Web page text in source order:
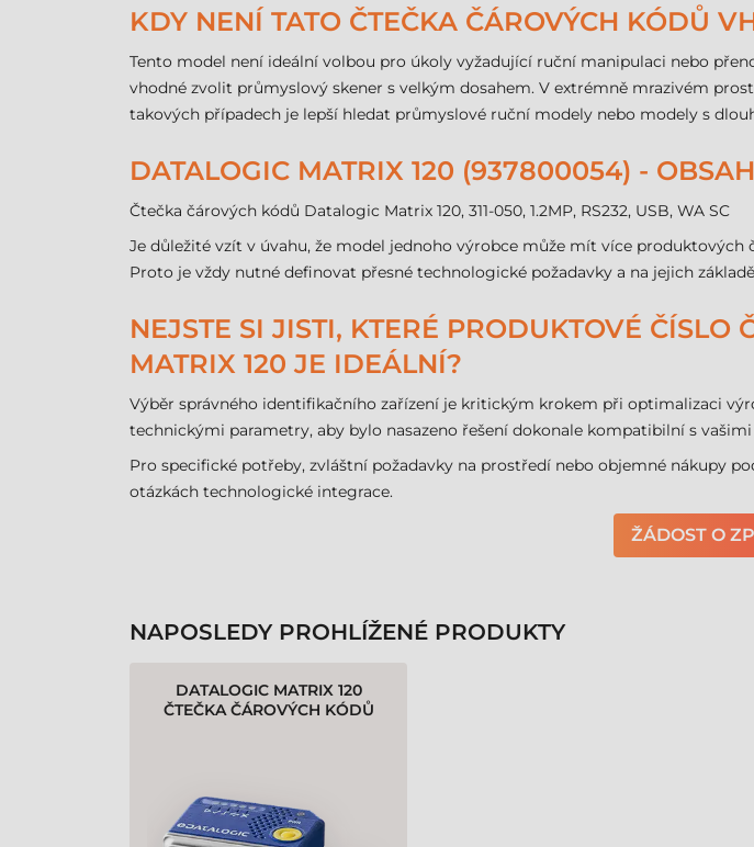
KDY NENÍ TATO ČTEČKA ČÁROVÝCH KÓDŮ
Tento model není ideální volbou pro úkoly vyžadující ruční manipulaci nebo
vhodné zvolit průmyslový skener s velkým dosahem. V extrémně mrazivém
takových případech je lepší hledat průmyslové ruční modely nebo modely s
DATALOGIC MATRIX 120 (937800054) -
Čtečka čárových kódů Datalogic Matrix 120, 311-050, 1.2MP, RS232, USB, WA SC
Je důležité vzít v úvahu, že model jednoho výrobce může mít více
Proto je vždy nutné definovat přesné technologické požadavky a na jejich
NEJSTE SI JISTI, KTERÉ PRODUKTOVÉ ČÍSLO
MATRIX 120 JE IDEÁLNÍ?
Výběr správného identifikačního zařízení je kritickým krokem při optimalizaci
technickými parametry, aby bylo nasazeno řešení dokonale kompatibilní s
Pro specifické potřeby, zvláštní požadavky na prostředí nebo objemné nákupy
otázkách technologické integrace.
ŽÁDOST O
NAPOSLEDY PROHLÍŽENÉ PRODUKTY
DATALOGIC MATRIX 120
ČTEČKA ČÁROVÝCH KÓDŮ